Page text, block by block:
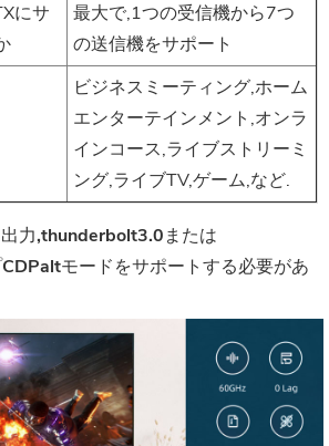
にサ
最大で,1つの受信機から7つ
の送信機をサポート
ビジネスミーティング,ホーム
エンターテインメント,オンラ
インコース,ライブストリーミ
ング,ライブTV,ゲーム,など.
力,thunderbolt3.0または
モードをサポートする必要があ